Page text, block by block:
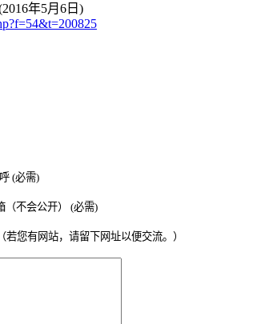
年5月6日)
(必需)
（不会公开） (必需)
若您有网站，请留下网址以便交流。）